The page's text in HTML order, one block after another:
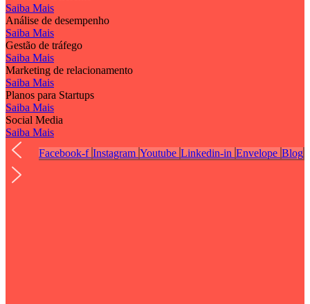
Saiba Mais
Análise de desempenho
Saiba Mais
Gestão de tráfego
Saiba Mais
Marketing de relacionamento
Saiba Mais
Planos para Startups
Saiba Mais
Social Media
Saiba Mais
Facebook-f Instagram Youtube Linkedin-in Envelope Blog